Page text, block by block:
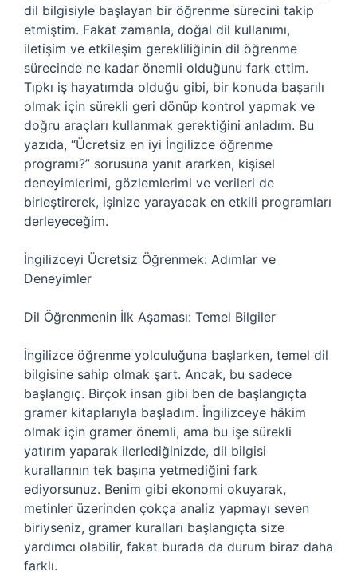
dil bilgisiyle başlayan bir öğrenme sürecini takip
etmiştim. Fakat zamanla, doğal dil kullanımı,
iletişim ve etkileşim gerekliliğinin dil öğrenme
sürecinde ne kadar önemli olduğunu fark ettim.
Tıpkı iş hayatımda olduğu gibi, bir konuda başarılı
olmak için sürekli geri dönüp kontrol yapmak ve
doğru araçları kullanmak gerektiğini anladım. Bu
yazıda, “Ücretsiz en iyi İngilizce öğrenme
programı?” sorusuna yanıt ararken, kişisel
deneyimlerimi, gözlemlerimi ve verileri de
birleştirerek, işinize yarayacak en etkili programları
derleyeceğim.
İngilizceyi Ücretsiz Öğrenmek: Adımlar ve
Deneyimler
Dil Öğrenmenin İlk Aşaması: Temel Bilgiler
İngilizce öğrenme yolculuğuna başlarken, temel dil
bilgisine sahip olmak şart. Ancak, bu sadece
başlangıç. Birçok insan gibi ben de başlangıçta
gramer kitaplarıyla başladım. İngilizceye hâkim
olmak için gramer önemli, ama bu işe sürekli
yatırım yaparak ilerlediğinizde, dil bilgisi
kurallarının tek başına yetmediğini fark
ediyorsunuz. Benim gibi ekonomi okuyarak,
metinler üzerinden çokça analiz yapmayı seven
biriyseniz, gramer kuralları başlangıçta size
yardımcı olabilir, fakat burada da durum biraz daha
farklı.